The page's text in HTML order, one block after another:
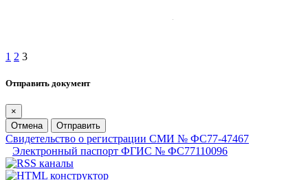
1 2 3
Отправить документ
×
Отмена
Отправить
Свидетельство о регистрации СМИ № ФС77-47467
Электронный паспорт ФГИС № ФС77110096